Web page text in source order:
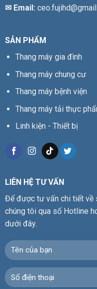
✉ Email:
SẢN PHẨM
Thang máy gia đình
Thang máy chung cư
Thang máy bệnh viện
Thang máy tải thực
Linh kiện - Thiết bị
LIÊN HỆ TƯ VẤN
Để được tư vấn chi tiết về
chúng tôi qua số Hotline
dưới đây.